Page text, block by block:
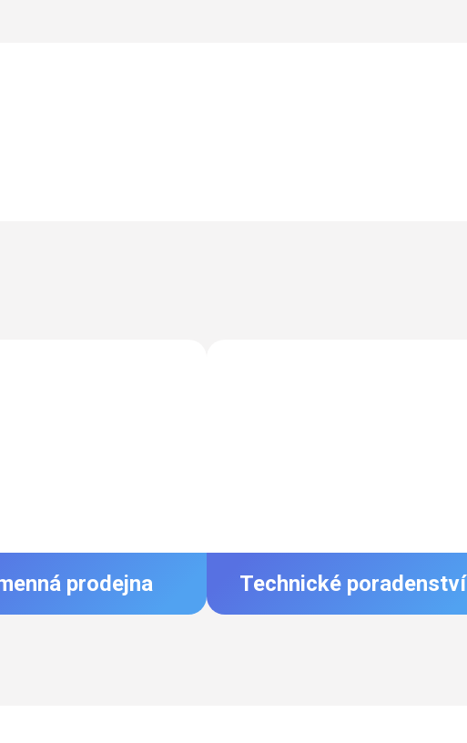
prodejna Technické poradenství